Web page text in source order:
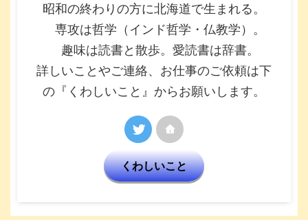
昭和の終わりの方に北海道で生まれる。
専攻は哲学（インド哲学・仏教学）。
趣味は読書と散歩。愛読書は辞書。
詳しいことやご連絡、お仕事のご依頼は下
の『くわしいこと』からお願いします。
くわしいこと